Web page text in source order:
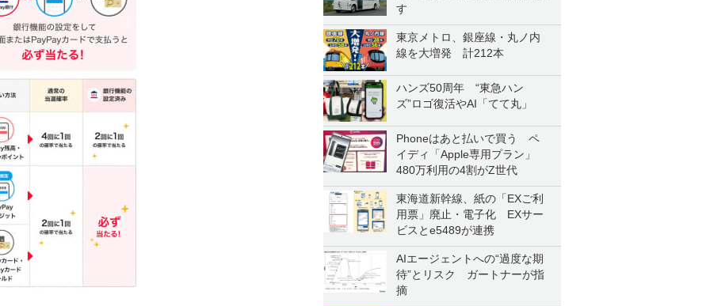
す
東京メトロ、銀座線・丸ノ内
線を大増発 計212本
ハンズ50周年 “東急ハン
ズ”ロゴ復活やAI「てて丸」
Phoneはあと払いで買う ペ
イディ「Apple専用プラン」
480万利用の4割がZ世代
東海道新幹線、紙の「EXご利
用票」廃止・電子化 EXサー
ビスとe5489が連携
AIエージェントへの“過度な期
待”とリスク ガートナーが指
摘